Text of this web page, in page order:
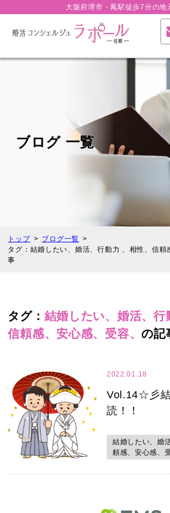
大阪府堺市・鳳駅徒歩7分の地
ブログ 一覧
トップ
ブログ一覧
タグ：結婚したい、婚活、行動力 、相性、信頼
事
タグ： 結婚したい、婚活、行
信頼感、安心感、受容、の記
2022.01.18
Vol.14☆彡
読！！
結婚したい、婚
頼感、安心感、